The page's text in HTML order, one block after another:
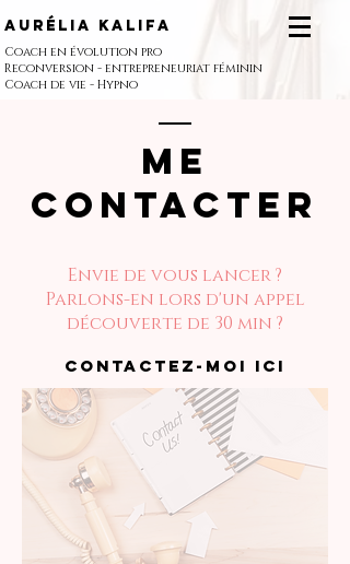
Aurélia Kalifa
Coach en évolution pro
Reconversion - entrepreneuriat féminin
Coach de vie - Hypno
Me
contacter
Envie de vous lancer ?
Parlons-en lors d'un appel
découverte de 30 min ?
contactez-moi ici